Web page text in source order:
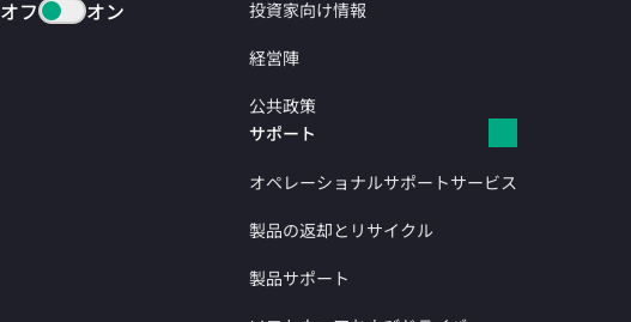
オフ
オン
投資家向け情報
経営陣
公共政策
サポート
オペレーショナルサポートサービス
製品の返却とリサイクル
製品サポート